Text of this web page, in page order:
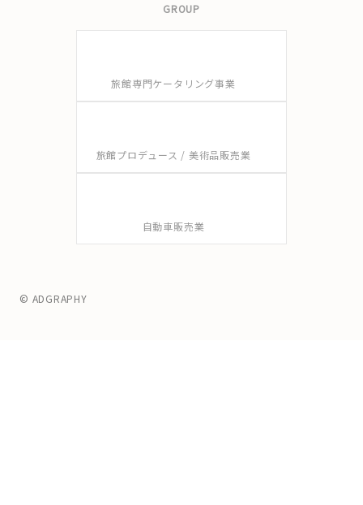
GROUP
旅館専門ケータリング事業
旅館プロデュース / 美術品販売業
自動車販売業
© ADGRAPHY